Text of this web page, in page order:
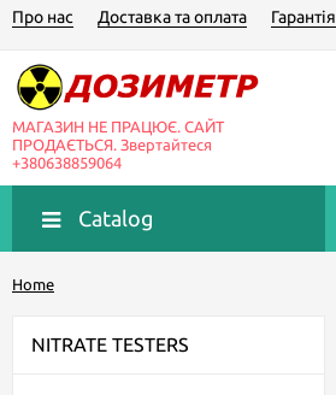
Про нас Доставка та оплата Гарантія
МАГАЗИН НЕ ПРАЦЮЄ. САЙТ
ПРОДАЄТЬСЯ. Звертайтеся
+380638859064
Catalog
Home
NITRATE TESTERS